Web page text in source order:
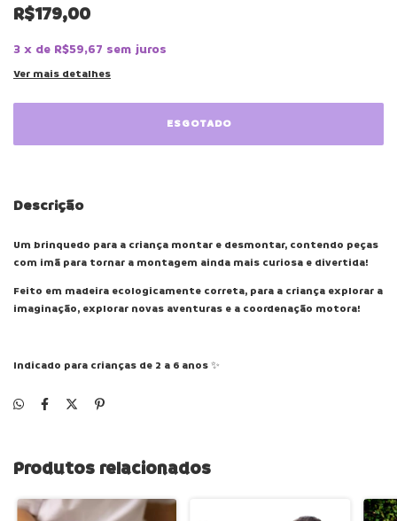
R$179,00
3 x de R$59,67 sem juros
Ver mais detalhes
Descrição
Um brinquedo para a criança montar e desmontar, contendo peças
com imã para tornar a montagem ainda mais curiosa e divertida!
Feito em madeira ecologicamente correta, para a criança explorar a
imaginação, explorar novas aventuras e a coordenação motora!
Indicado para crianças de 2 a 6 anos ✨
Produtos relacionados